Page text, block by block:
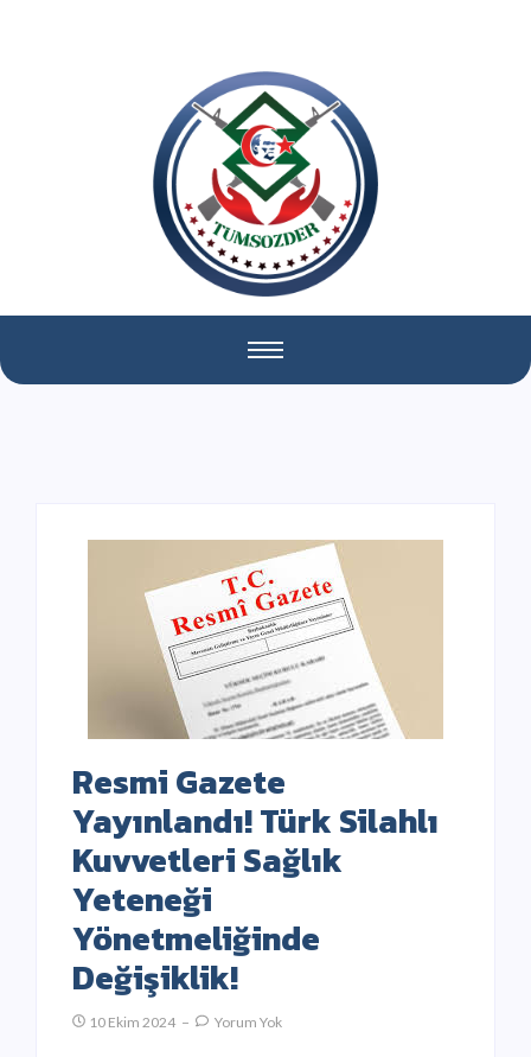
Resmi Gazete
Yayınlandı! Türk Silahlı
Kuvvetleri Sağlık
Yeteneği
Yönetmeliğinde
Değişiklik!
10 Ekim 2024 Yorum Yok